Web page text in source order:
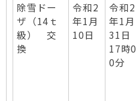
除雪ドー
ザ（14ｔ
級） 交
換
令和2
年1月
10日
令和2
年1月
31日
17時0
0分